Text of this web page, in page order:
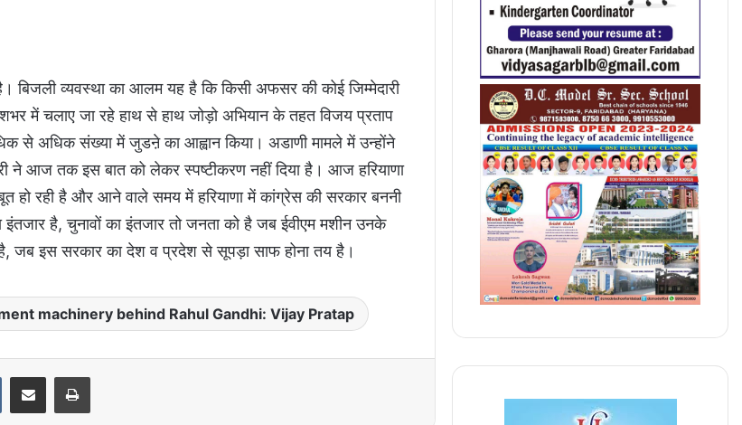
बिजली व्यवस्था का आलम यह है कि किसी अफसर की कोई जिम्मेदारी
में चलाए जा रहे हाथ से हाथ जोड़ो अभियान के तहत विजय प्रताप
से अधिक संख्या में जुडऩे का आह्वान किया। अडाणी मामले में उन्होंने
ने आज तक इस बात को लेकर स्पष्टीकरण नहीं दिया है। आज हरियाणा
हो रही है और आने वाले समय में हरियाणा में कांग्रेस की सरकार बननी
है, चुनावों का इंतजार तो जनता को है जब ईवीएम मशीन उनके
जब इस सरकार का देश व प्रदेश से सूपड़ा साफ होना तय है।
machinery behind Rahul Gandhi: Vijay Pratap